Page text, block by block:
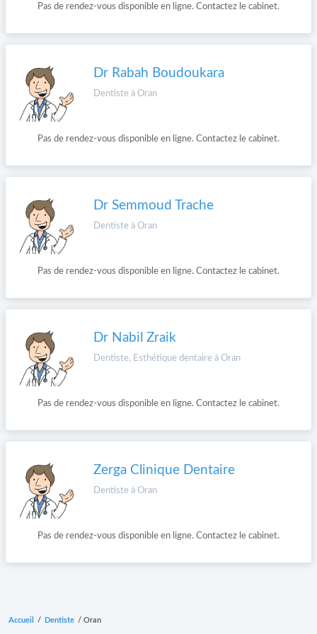
Pas de rendez-vous disponible en ligne. Contactez le cabinet.
Dr Rabah Boudoukara
Dentiste à Oran
Pas de rendez-vous disponible en ligne. Contactez le cabinet.
Dr Semmoud Trache
Dentiste à Oran
Pas de rendez-vous disponible en ligne. Contactez le cabinet.
Dr Nabil Zraik
Dentiste, Esthétique dentaire à Oran
Pas de rendez-vous disponible en ligne. Contactez le cabinet.
Zerga Clinique Dentaire
Dentiste à Oran
Pas de rendez-vous disponible en ligne. Contactez le cabinet.
Accueil / Dentiste / Oran